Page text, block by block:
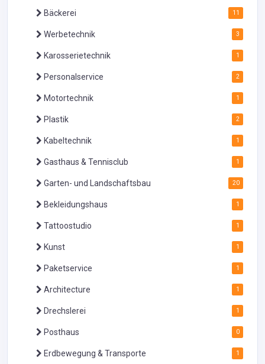
Bäckerei 11
Werbetechnik 3
Karosserietechnik 1
Personalservice 2
Motortechnik 1
Plastik 2
Kabeltechnik 1
Gasthaus & Tennisclub 1
Garten- und Landschaftsbau 20
Bekleidungshaus 1
Tattoostudio 1
Kunst 1
Paketservice 1
Architecture 1
Drechslerei 1
Posthaus 0
Erdbewegung & Transporte 1